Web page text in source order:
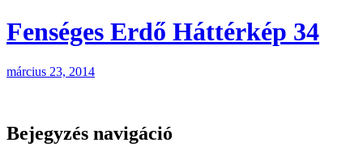
Fenséges Erdő Háttérkép 34
március 23, 2014
Bejegyzés navigáció